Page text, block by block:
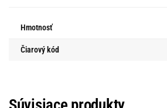
Hmotnosť
Čiarový kód